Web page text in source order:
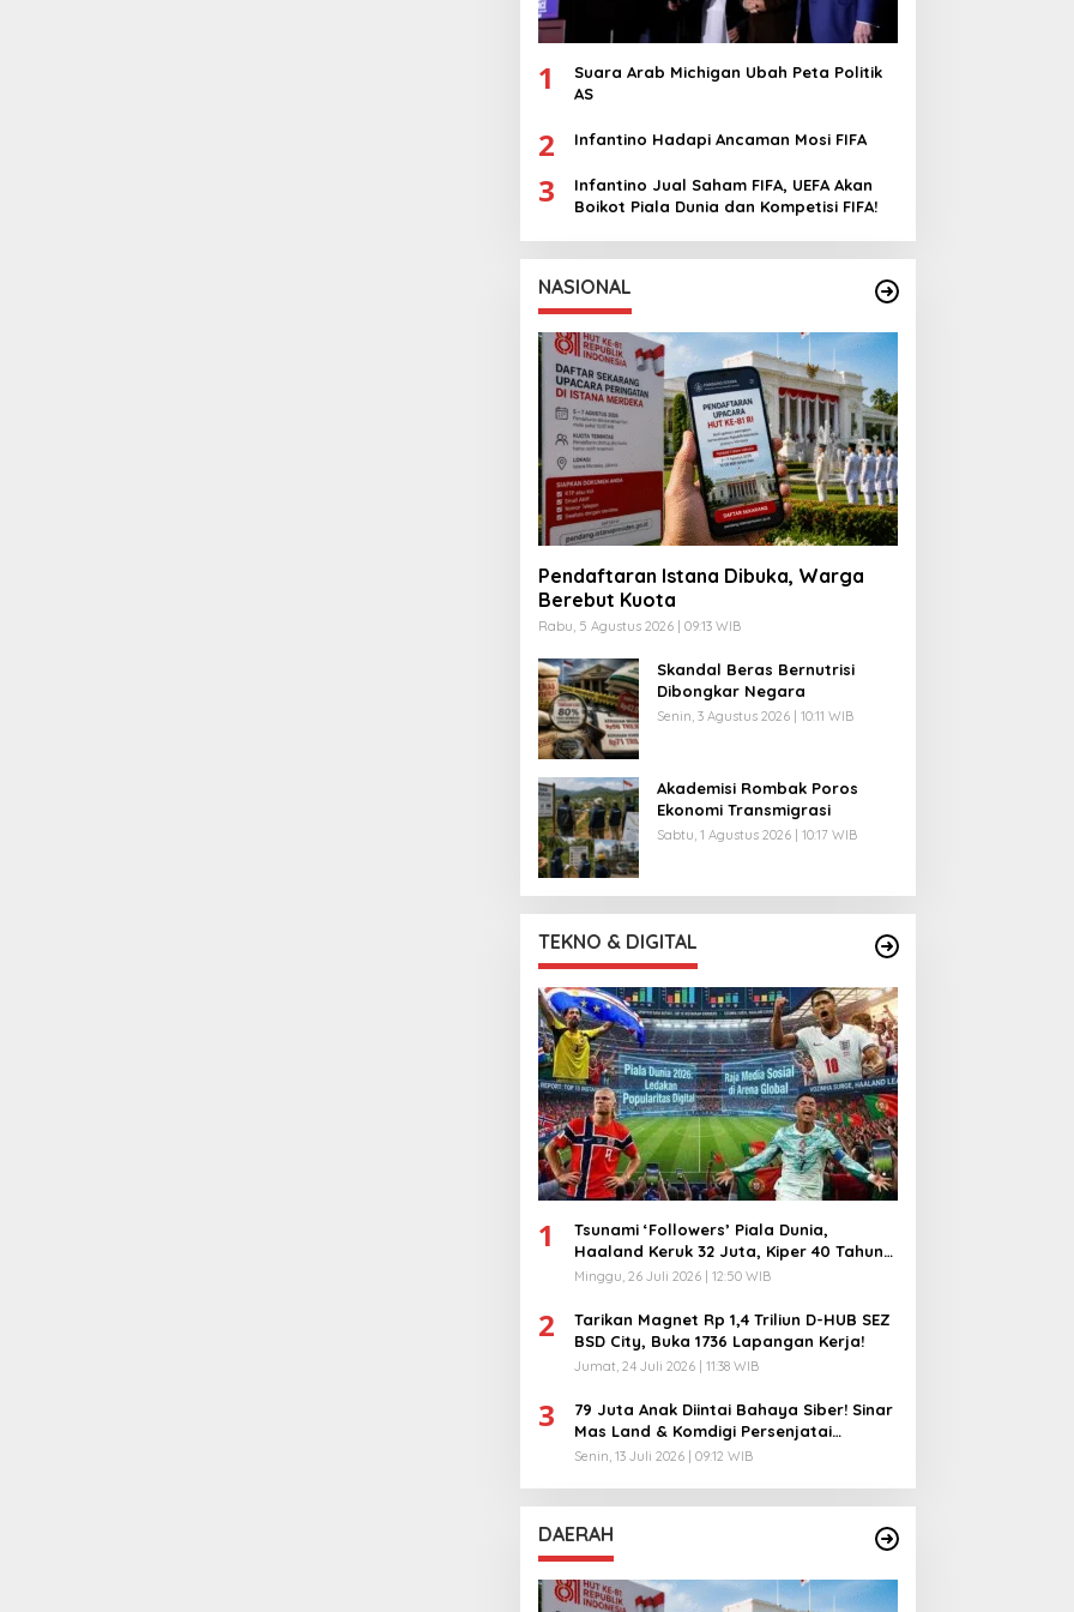
1
Suara Arab Michigan Ubah Peta Politik
AS
2 Infantino Hadapi Ancaman Mosi FIFA
3
Infantino Jual Saham FIFA, UEFA Akan
Boikot Piala Dunia dan Kompetisi FIFA!
NASIONAL
Pendaftaran Istana Dibuka, Warga
Berebut Kuota
Rabu, 5 Agustus 2026 | 09:13 WIB
Skandal Beras Bernutrisi
Dibongkar Negara
Senin, 3 Agustus 2026 | 10:11 WIB
Akademisi Rombak Poros
Ekonomi Transmigrasi
Sabtu, 1 Agustus 2026 | 10:17 WIB
TEKNO & DIGITAL
1
Tsunami ‘Followers’ Piala Dunia,
Haaland Keruk 32 Juta, Kiper 40 Tahun
Bikin Geger!
Minggu, 26 Juli 2026 | 12:50 WIB
2
Tarikan Magnet Rp 1,4 Triliun D-HUB SEZ
BSD City, Buka 1736 Lapangan Kerja!
Jumat, 24 Juli 2026 | 11:38 WIB
3
79 Juta Anak Diintai Bahaya Siber! Sinar
Mas Land & Komdigi Persenjatai
Ratusan Guru!
Senin, 13 Juli 2026 | 09:12 WIB
DAERAH